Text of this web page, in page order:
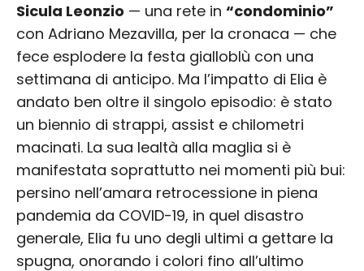
Sicula Leonzio — una rete in “condominio”
con Adriano Mezavilla, per la cronaca — che
fece esplodere la festa gialloblù con una
settimana di anticipo. Ma l’impatto di Elia è
andato ben oltre il singolo episodio: è stato
un biennio di strappi, assist e chilometri
macinati. La sua lealtà alla maglia si è
manifestata soprattutto nei momenti più bui:
persino nell’amara retrocessione in piena
pandemia da COVID-19, in quel disastro
generale, Elia fu uno degli ultimi a gettare la
spugna, onorando i colori fino all’ultimo